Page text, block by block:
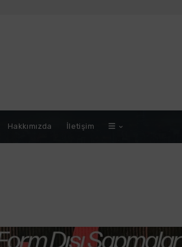
Hakkımızda İletişim